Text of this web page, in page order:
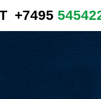
+7495